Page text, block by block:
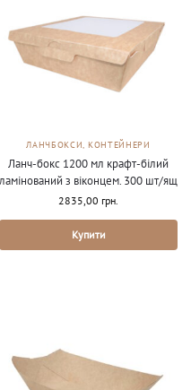
ЛАНЧБОКСИ, КОНТЕЙНЕРИ
Ланч-бокс 1200 мл крафт-білий
ламінований з віконцем. 300 шт/ящ
2835,00 грн.
Купити